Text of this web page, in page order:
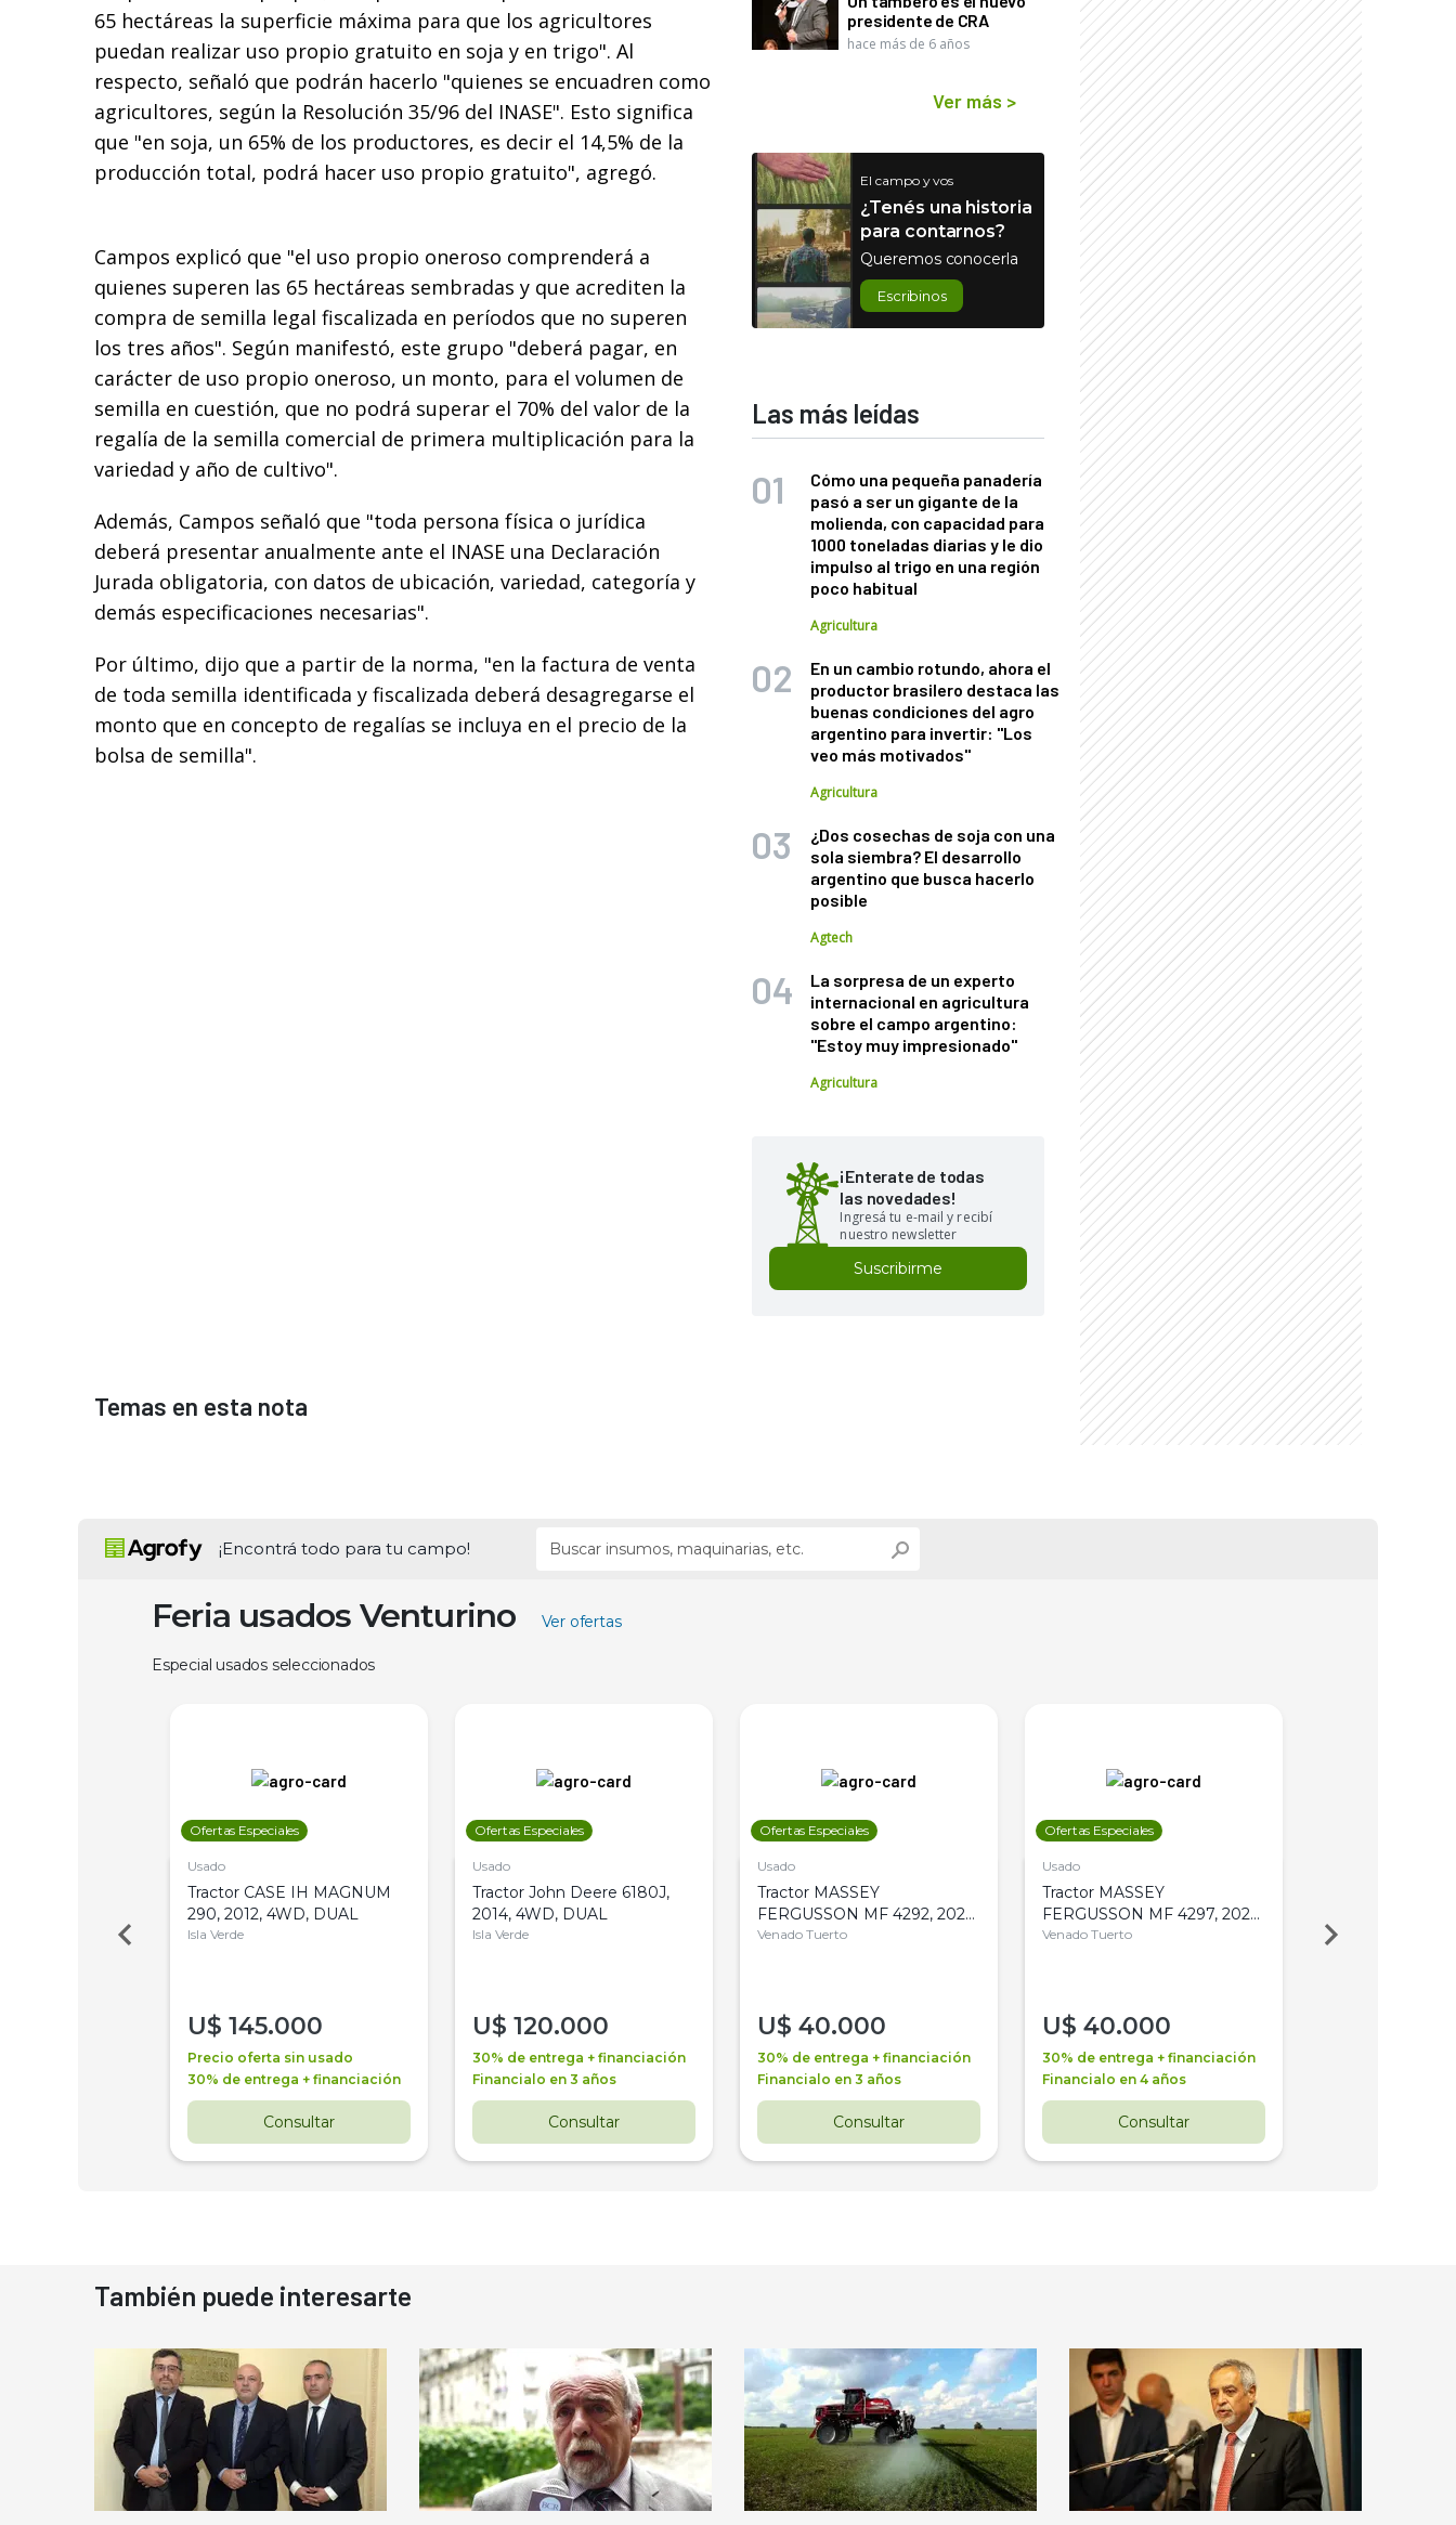
65 hectáreas la superficie máxima para que los agricultores
puedan realizar uso propio gratuito en soja y en trigo". Al
respecto, señaló que podrán hacerlo "quienes se encuadren como
agricultores, según la Resolución 35/96 del INASE". Esto significa
que "en soja, un 65% de los productores, es decir el 14,5% de la
producción total, podrá hacer uso propio gratuito", agregó.
Campos explicó que "el uso propio oneroso comprenderá a
quienes superen las 65 hectáreas sembradas y que acrediten la
compra de semilla legal fiscalizada en períodos que no superen
los tres años". Según manifestó, este grupo "deberá pagar, en
carácter de uso propio oneroso, un monto, para el volumen de
semilla en cuestión, que no podrá superar el 70% del valor de la
regalía de la semilla comercial de primera multiplicación para la
variedad y año de cultivo".
Además, Campos señaló que "toda persona física o jurídica
deberá presentar anualmente ante el INASE una Declaración
Jurada obligatoria, con datos de ubicación, variedad, categoría y
demás especificaciones necesarias".
Por último, dijo que a partir de la norma, "en la factura de venta
de toda semilla identificada y fiscalizada deberá desagregarse el
monto que en concepto de regalías se incluya en el precio de la
bolsa de semilla".
presidente de CRA
hace más de 6 años
Ver más >
El campo y vos
¿Tenés una historia
para contarnos?
Queremos conocerla
Escribinos
Las más leídas
Cómo una pequeña panadería
pasó a ser un gigante de la
molienda, con capacidad para
1000 toneladas diarias y le dio
impulso al trigo en una región
poco habitual
Agricultura
En un cambio rotundo, ahora el
productor brasilero destaca las
buenas condiciones del agro
argentino para invertir: "Los
veo más motivados"
Agricultura
¿Dos cosechas de soja con una
sola siembra? El desarrollo
argentino que busca hacerlo
posible
Agtech
La sorpresa de un experto
internacional en agricultura
sobre el campo argentino:
"Estoy muy impresionado"
Agricultura
¡Enterate de todas
las novedades!
Ingresá tu e-mail y recibí
nuestro newsletter
Suscribirme
Temas en esta nota
¡Encontrá todo para tu campo!
Feria usados Venturino Ver ofertas
Especial usados seleccionados
Ofertas Especiales
Usado
Tractor CASE IH MAGNUM
290, 2012, 4WD, DUAL
Isla Verde
U$ 145.000
Precio oferta sin usado
30% de entrega + financiación
Consultar
Ofertas Especiales
Usado
Tractor John Deere 6180J,
2014, 4WD, DUAL
Isla Verde
U$ 120.000
30% de entrega + financiación
Financialo en 3 años
Consultar
Ofertas Especiales
Usado
Tractor MASSEY
FERGUSSON MF 4292, 2020,
4WD, PATON
Venado Tuerto
U$ 40.000
30% de entrega + financiación
Financialo en 3 años
Consultar
Ofertas Especiales
Usado
Tractor MASSEY
FERGUSSON MF 4297, 2020,
4WD, PATON
Venado Tuerto
U$ 40.000
30% de entrega + financiación
Financialo en 4 años
Consultar
Venado Tuerto
También puede interesarte